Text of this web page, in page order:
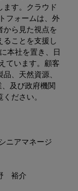
ます。クラウド
フォームは、外
から見た視点を
ることを支援し
本社を置き、日
ています。顧客
、天然資源、
及び政府機関
ださい。
ニアマネージ
裕介